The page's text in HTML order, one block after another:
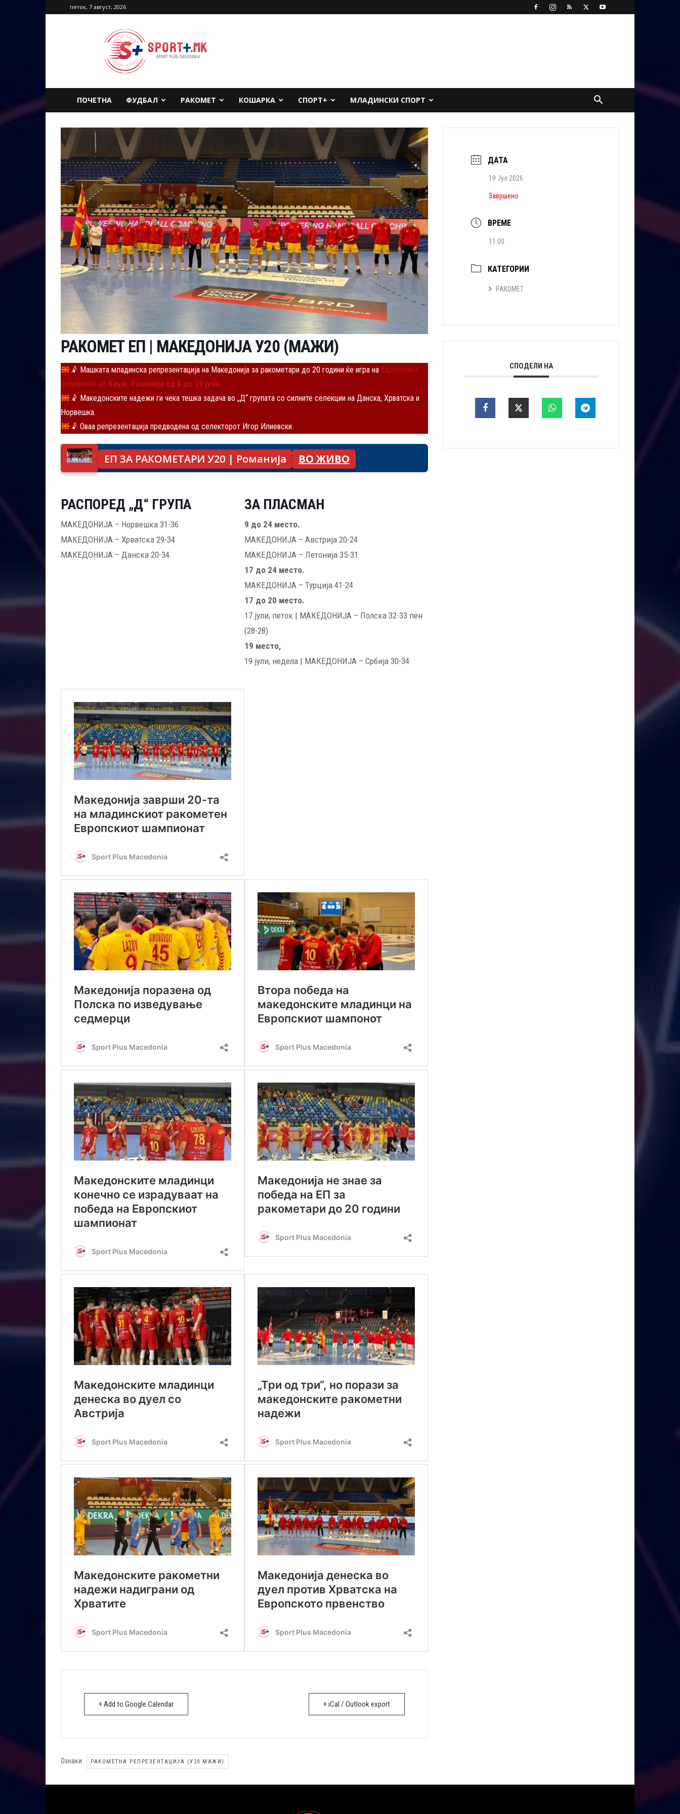
петок, 7 август, 2026
Sport
Plus
Macedonia
ПОЧЕТНА ФУДБАЛ РАКОМЕТ КОШАРКА СПОРТ+ МЛАДИНСКИ СПОРТ
РАКОМЕТ ЕП | МАКЕДОНИЈА У20 (МАЖИ)
🤾 Машката младинска репрезентација на Македонија за ракометари до 20 години ќе игра на Европскиот
шампионат во Клуж, Романија од 8 до 19 јули.
🤾 Македонските надежи ги чека тешка задача во „Д“ групата со силните селекции на Данска, Хрватска и
Норвешка.
🤾 Оваа репрезентација предводена од селекторот Игор Илиевски.
ЕП ЗА РАКОМЕТАРИ У20 | Романија ВО ЖИВО
РАСПОРЕД „Д“ ГРУПА
МАКЕДОНИЈА – Норвешка 31-36
МАКЕДОНИЈА – Хрватска 29-34
МАКЕДОНИЈА – Данска 20-34
ЗА ПЛАСМАН
9 до 24 место.
МАКЕДОНИЈА – Австрија 20-24
МАКЕДОНИЈА – Летонија 35-31
17 до 24 место.
МАКЕДОНИЈА – Турција 41-24
17 до 20 место.
17 јули, петок | МАКЕДОНИЈА – Полска 32-33 пен
(28-28)
19 место,
19 јули, недела | МАКЕДОНИЈА – Србија 30-34
+ Add to Google Calendar + iCal / Outlook export
Ознаки: РАКОМЕТНА РЕПРЕЗЕНТАЦИЈА (У20 МАЖИ)
ДАТА
19 Јул 2026
Завршено
ВРЕМЕ
11:00
КАТЕГОРИИ
РАКОМЕТ
СПОДЕЛИ НА